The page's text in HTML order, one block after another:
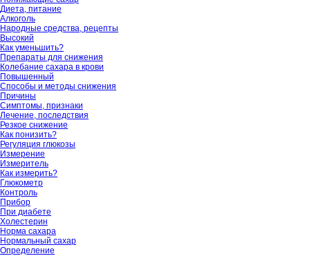
Диета, питание
Алкоголь
Народные средства, рецепты
Высокий
Как уменьшить?
Препараты для снижения
Колебание сахара в крови
Повышенный
Способы и методы снижения
Причины
Симптомы, признаки
Лечение, последствия
Резкое снижение
Как понизить?
Регуляция глюкозы
Измерение
Измеритель
Как измерить?
Глюкометр
Контроль
Прибор
При диабете
Холестерин
Норма сахара
Нормальный сахар
Определение